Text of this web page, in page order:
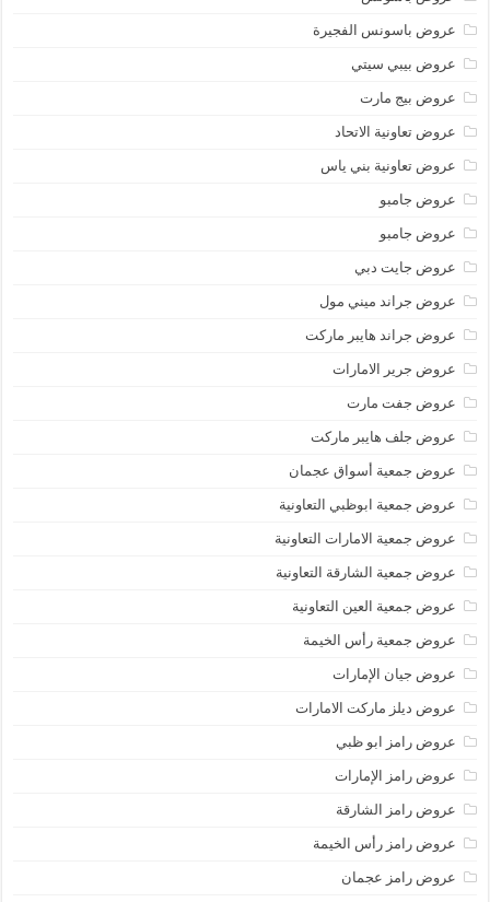
عروض باسونس الفجيرة
عروض بيبي سيتي
عروض بيج مارت
عروض تعاونية الاتحاد
عروض تعاونية بني ياس
عروض جامبو
عروض جامبو
عروض جايت دبي
عروض جراند ميني مول
عروض جراند هايبر ماركت
عروض جرير الامارات
عروض جفت مارت
عروض جلف هايبر ماركت
عروض جمعية أسواق عجمان
عروض جمعية ابوظبي التعاونية
عروض جمعية الامارات التعاونية
عروض جمعية الشارقة التعاونية
عروض جمعية العين التعاونية
عروض جمعية رأس الخيمة
عروض جيان الإمارات
عروض ديلز ماركت الامارات
عروض رامز ابو ظبي
عروض رامز الإمارات
عروض رامز الشارقة
عروض رامز رأس الخيمة
عروض رامز عجمان